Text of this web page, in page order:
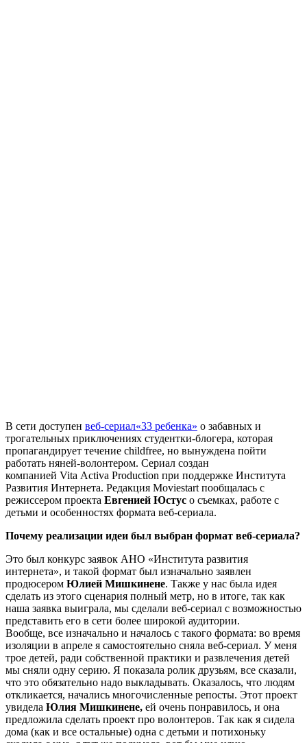
В сети доступен веб-сериал«33 ребенка» о забавных и
трогательных приключениях студентки-блогера, которая
пропагандирует течение childfree, но вынуждена пойти
работать няней-волонтером. Сериал создан
компанией Vita Activa Production при поддержке Института
Развития Интернета. Редакция Moviestart пообщалась с
режиссером проекта Евгенией Юстус о съемках, работе с
детьми и особенностях формата веб-сериала.
Почему реализации идеи был выбран формат веб-сериала?
Это был конкурс заявок АНО «Института развития
интернета», и такой формат был изначально заявлен
продюсером Юлией Мишкинене. Также у нас была идея
сделать из этого сценария полный метр, но в итоге, так как
наша заявка выиграла, мы сделали веб-сериал с возможностью
представить его в сети более широкой аудитории.
Вообще, все изначально и началось с такого формата: во время
изоляции в апреле я самостоятельно сняла веб-сериал. У меня
трое детей, ради собственной практики и развлечения детей
мы сняли одну серию. Я показала ролик друзьям, все сказали,
что это обязательно надо выкладывать. Оказалось, что людям
откликается, начались многочисленные репосты. Этот проект
увидела Юлия Мишкинене, ей очень понравилось, и она
предложила сделать проект про волонтеров. Так как я сидела
дома (как и все остальные) одна с детьми и потихоньку